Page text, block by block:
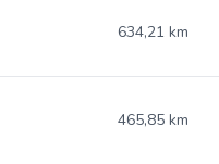
634,21 km
465,85 km